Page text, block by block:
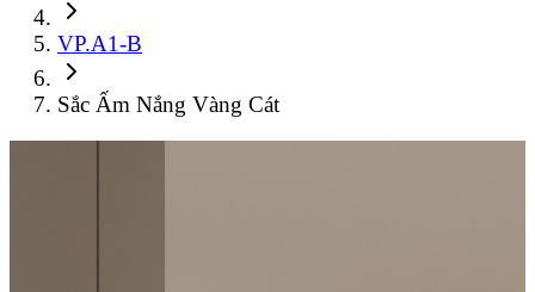
VP.A1-B
Sắc Ấm Nắng Vàng Cát